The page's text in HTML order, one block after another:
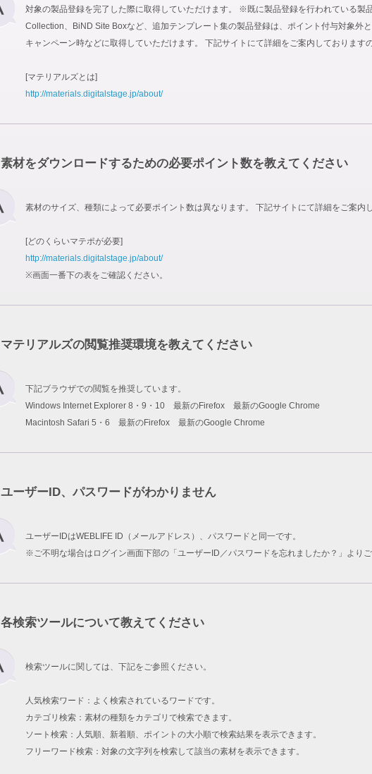
対象の製品登録を完了した際に取得していただけます。 ※既に製品登録を行われている
Collection、BiND Site Boxなど、追加テンプレート集の製品登録は、ポイント付与対象外
キャンペーン時などに取得していただけます。 下記サイトにて詳細をご案内しております
[マテリアルズとは]
http://materials.digitalstage.jp/about/
素材をダウンロードするための必要ポイント数を教えてください
素材のサイズ、種類によって必要ポイント数は異なります。 下記サイトにて詳細をご案内
[どのくらいマテポが必要]
http://materials.digitalstage.jp/about/
※画面一番下の表をご確認ください。
マテリアルズの閲覧推奨環境を教えてください
下記ブラウザでの閲覧を推奨しています。
Windows Internet Explorer 8・9・10 最新のFirefox 最新のGoogle Chrome
Macintosh Safari 5・6 最新のFirefox 最新のGoogle Chrome
ユーザーID、パスワードがわかりません
ユーザーIDはWEBLIFE ID（メールアドレス）、パスワードと同一です。
※ご不明な場合はログイン画面下部の「ユーザーID／パスワードを忘れましたか？」よりご
各検索ツールについて教えてください
検索ツールに関しては、下記をご参照ください。
人気検索ワード：よく検索されているワードです。
カテゴリ検索：素材の種類をカテゴリで検索できます。
ソート検索：人気順、新着順、ポイントの大小順で検索結果を表示できます。
フリーワード検索：対象の文字列を検索して該当の素材を表示できます。